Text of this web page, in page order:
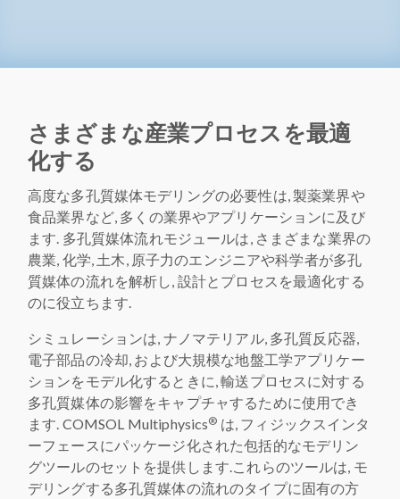
さまざまな産業プロセスを最適
化する
高度な多孔質媒体モデリングの必要性は, 製薬業界や
食品業界など, 多くの業界やアプリケーションに及び
ます. 多孔質媒体流れモジュールは, さまざまな業界の
農業, 化学, 土木, 原子力のエンジニアや科学者が多孔
質媒体の流れを解析し, 設計とプロセスを最適化する
のに役立ちます.
シミュレーションは, ナノマテリアル, 多孔質反応器,
電子部品の冷却, および大規模な地盤工学アプリケー
ションをモデル化するときに, 輸送プロセスに対する
多孔質媒体の影響をキャプチャするために使用でき
ます. COMSOL Multiphysics® は, フィジックスインタ
ーフェースにパッケージ化された包括的なモデリン
グツールのセットを提供します.これらのツールは, モ
デリングする多孔質媒体の流れのタイプに固有の方